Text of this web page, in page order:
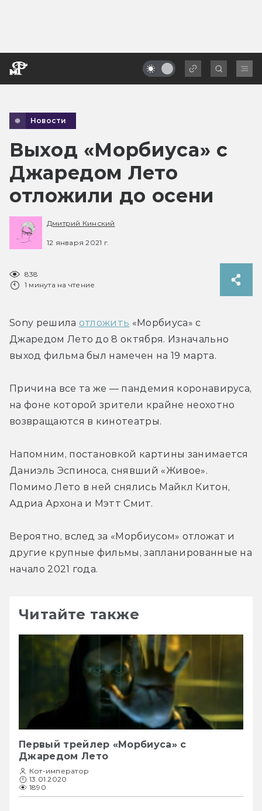
Новости
Выход «Морбиуса» с
Джаредом Лето
отложили до осени
Дмитрий Кинский
12 января 2021 г.
838
1 минута на чтение
Sony решила отложить «Морбиуса» с
Джаредом Лето до 8 октября. Изначально
выход фильма был намечен на 19 марта.
Причина все та же — пандемия коронавируса,
на фоне которой зрители крайне неохотно
возвращаются в кинотеатры.
Напомним, постановкой картины занимается
Даниэль Эспиноса, снявший «Живое».
Помимо Лето в ней снялись Майкл Китон,
Адриа Архона и Мэтт Смит.
Вероятно, вслед за «Морбиусом» отложат и
другие крупные фильмы, запланированные на
начало 2021 года.
Читайте также
Первый трейлер «Морбиуса» с
Джаредом Лето
Кот-император
13.01.2020
1890